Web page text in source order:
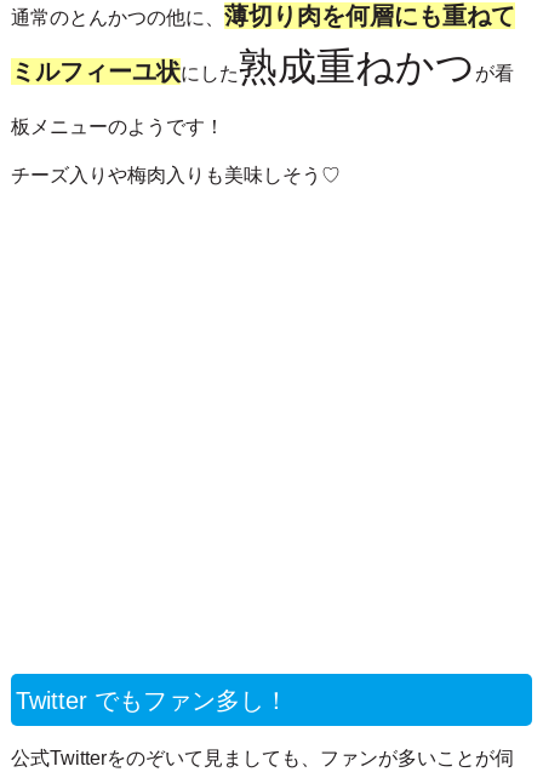
通常のとんかつの他に、 薄切り肉を何層にも重ねて
ミルフィーユ状にした熟成重ねかつ が看
板メニューのようです！
チーズ入りや梅肉入りも美味しそう♡
Twitter でもファン多し！
公式Twitterをのぞいて見ましても、ファンが多いことが伺